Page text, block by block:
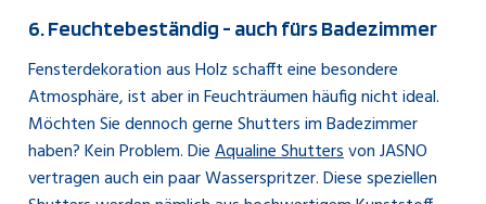
6. Feuchtebeständig - auch fürs Badezimmer
Fensterdekoration aus Holz schafft eine besondere
Atmosphäre, ist aber in Feuchträumen häufig nicht ideal.
Möchten Sie dennoch gerne Shutters im Badezimmer
haben? Kein Problem. DieAqualine Shuttersvon JASNO
vertragen auch ein paar Wasserspritzer. Diese speziellen